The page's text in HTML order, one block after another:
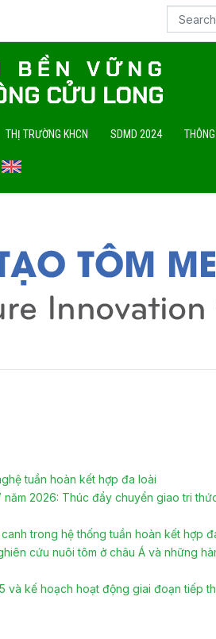
THỊ TRƯỜNG KHCN SDMD 2024
tuần hoàn kết hợp đa loài
2026: Thúc đẩy chuyển giao tri
trong hệ thống tuần hoàn kết hợp
cứu nuôi tôm ở châu Á và những
và kế hoạch hoạt động giai đoạn tiếp